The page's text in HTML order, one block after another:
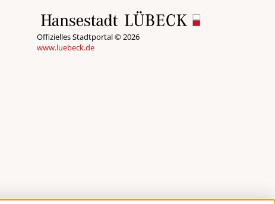
Offizielles Stadtportal © 2026
www.luebeck.de